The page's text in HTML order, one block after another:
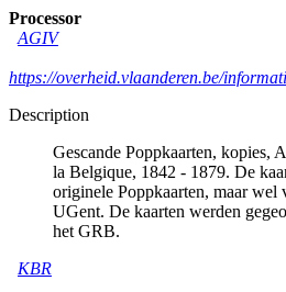
Processor
AGIV
https://overheid.vlaanderen.be/
Description
Gescande Poppkaarten, kopies,
la Belgique, 1842 - 1879. De
originele Poppkaarten, maar wel
UGent. De kaarten werden
het GRB.
KBR